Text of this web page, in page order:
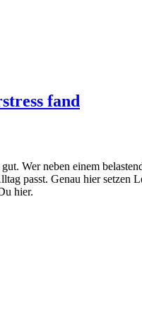
fand
Wer neben einem
passt. Genau hier setzen
hier.